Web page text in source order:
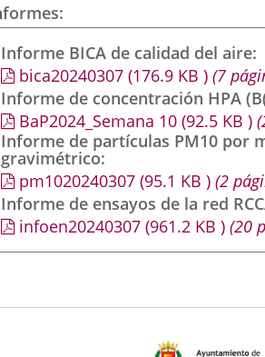
Informe BICA de calidad del aire
bica20240307 (176.9 KB ) (7
Informe de concentración HPA
BaP2024_Semana 10 (92.5 KB )
Informe de partículas PM10 por
gravimétrico
pm1020240307 (95.1 KB ) (2
Informe de ensayos de la red
infoen20240307 (961.2 KB ) (20